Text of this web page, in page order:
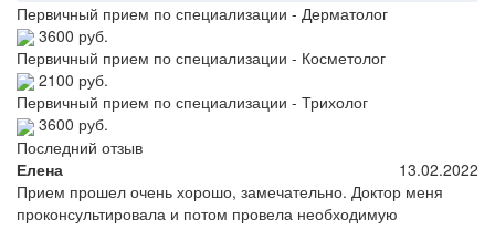
Первичный прием по специализации - Дерматолог
3600 руб.
Первичный прием по специализации - Косметолог
2100 руб.
Первичный прием по специализации - Трихолог
3600 руб.
Последний отзыв
Елена
13.02.2022
Прием прошел очень хорошо, замечательно. Доктор меня
проконсультировала и потом провела необходимую